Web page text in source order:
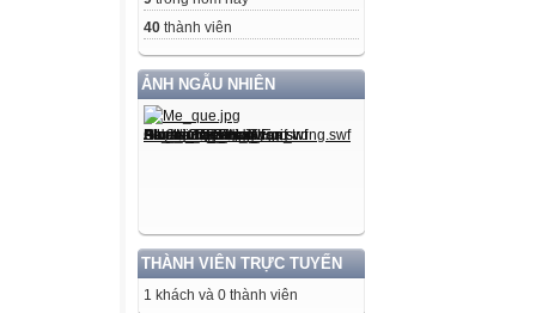
40 thành viên
ẢNH NGẪU NHIÊN
THÀNH VIÊN TRỰC TUYẾN
1 khách và 0 thành viên